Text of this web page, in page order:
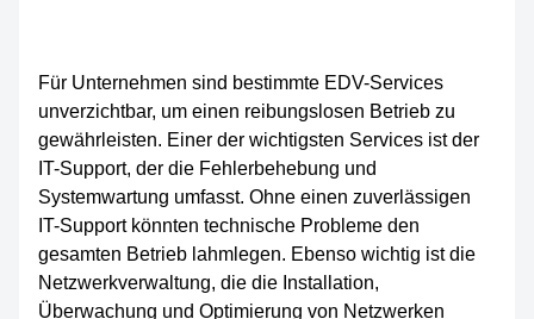
Für Unternehmen sind bestimmte EDV-Services
unverzichtbar, um einen reibungslosen Betrieb zu
gewährleisten. Einer der wichtigsten Services ist der
IT-Support, der die Fehlerbehebung und
Systemwartung umfasst. Ohne einen zuverlässigen
IT-Support könnten technische Probleme den
gesamten Betrieb lahmlegen. Ebenso wichtig ist die
Netzwerkverwaltung, die die Installation,
Überwachung und Optimierung von Netzwerken